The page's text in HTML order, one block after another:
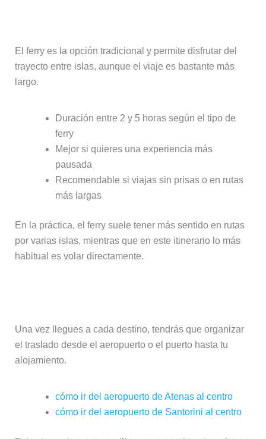
El ferry es la opción tradicional y permite disfrutar del
trayecto entre islas, aunque el viaje es bastante más
largo.
Duración entre 2 y 5 horas según el tipo de
ferry
Mejor si quieres una experiencia más
pausada
Recomendable si viajas sin prisas o en rutas
más largas
En la práctica, el ferry suele tener más sentido en rutas
por varias islas, mientras que en este itinerario lo más
habitual es volar directamente.
Una vez llegues a cada destino, tendrás que organizar
el traslado desde el aeropuerto o el puerto hasta tu
alojamiento.
cómo ir del aeropuerto de Atenas al centro
cómo ir del aeropuerto de Santorini al centro